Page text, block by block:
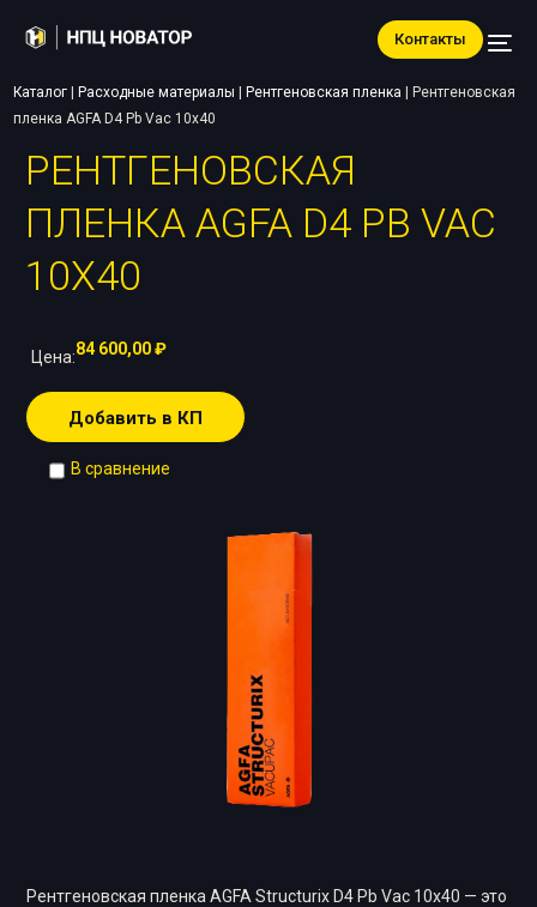
Контакты
Каталог Расходные материалы Рентгеновская пленка
Рентгеновская
пленка AGFA D4 Pb Vac 10х40
РЕНТГЕНОВСКАЯ
ПЛЕНКА AGFA D4 PB VAC
10Х40
Цена:84 600,00₽
Добавить в КП
В сравнение
Рентгеновская пленка AGFA Structurix D4 Pb Vac 10х40 — это